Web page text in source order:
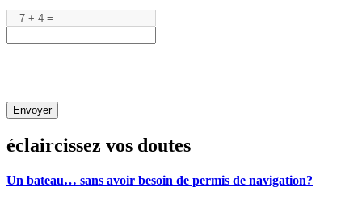
Envoyer
éclaircissez vos doutes
Un bateau… sans avoir besoin de permis de navigation?